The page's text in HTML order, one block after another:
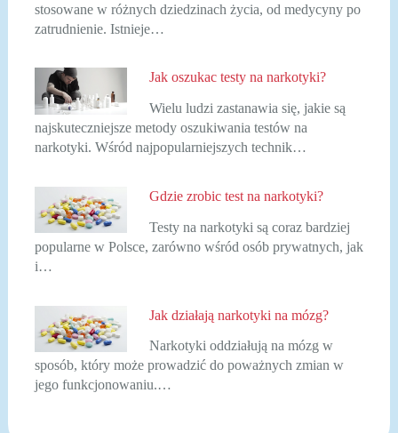
stosowane w różnych dziedzinach życia, od medycyny po
zatrudnienie. Istnieje…
Jak oszukac testy na narkotyki?
Wielu ludzi zastanawia się, jakie są
najskuteczniejsze metody oszukiwania testów na
narkotyki. Wśród najpopularniejszych technik…
Gdzie zrobic test na narkotyki?
Testy na narkotyki są coraz bardziej
popularne w Polsce, zarówno wśród osób prywatnych, jak
i…
Jak działają narkotyki na mózg?
Narkotyki oddziałują na mózg w
sposób, który może prowadzić do poważnych zmian w
jego funkcjonowaniu.…